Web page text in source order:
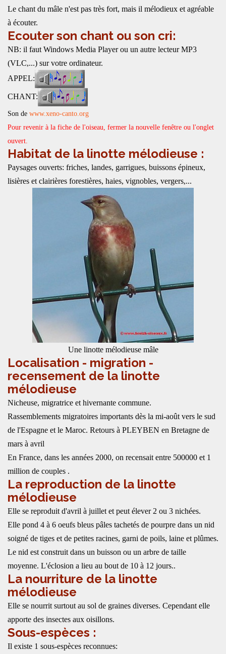
Le chant du mâle n'est pas très fort, mais il mélodieux et agréable
à écouter.
Ecouter son chant ou son cri:
NB: il faut Windows Media Player ou un autre lecteur MP3
(VLC,...) sur votre ordinateur.
APPEL:
CHANT:
Son de www.xeno-canto.org
Pour revenir à la fiche de l'oiseau, fermer la nouvelle fenêtre ou l'onglet
ouvert.
Habitat de la linotte mélodieuse :
Paysages ouverts: friches, landes, garrigues, buissons épineux,
lisières et clairières forestières, haies, vignobles, vergers,...
Une linotte mélodieuse mâle
Localisation - migration -
recensement de la linotte
mélodieuse
Nicheuse, migratrice et hivernante commune.
Rassemblements migratoires importants dès la mi-août vers le sud
de l'Espagne et le Maroc. Retours à PLEYBEN en Bretagne de
mars à avril
En France, dans les années 2000, on recensait entre 500000 et 1
million de couples .
La reproduction de la linotte
mélodieuse
Elle se reproduit d'avril à juillet et peut élever 2 ou 3 nichées.
Elle pond 4 à 6 oeufs bleus pâles tachetés de pourpre dans un nid
soigné de tiges et de petites racines, garni de poils, laine et plûmes.
Le nid est construit dans un buisson ou un arbre de taille
moyenne. L'éclosion a lieu au bout de 10 à 12 jours..
La nourriture de la linotte
mélodieuse
Elle se nourrit surtout au sol de graines diverses. Cependant elle
apporte des insectes aux oisillons.
Sous-espèces :
Il existe 1 sous-espèces reconnues: